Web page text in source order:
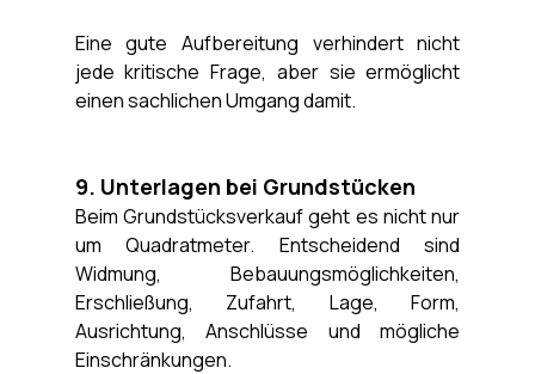
Eine gute Aufbereitung verhindert nicht
jede kritische Frage, aber sie ermöglicht
einen sachlichen Umgang damit.
9. Unterlagen bei Grundstücken
Beim Grundstücksverkauf geht es nicht nur
um Quadratmeter. Entscheidend sind
Widmung, Bebauungsmöglichkeiten,
Erschließung, Zufahrt, Lage, Form,
Ausrichtung, Anschlüsse und mögliche
Einschränkungen.